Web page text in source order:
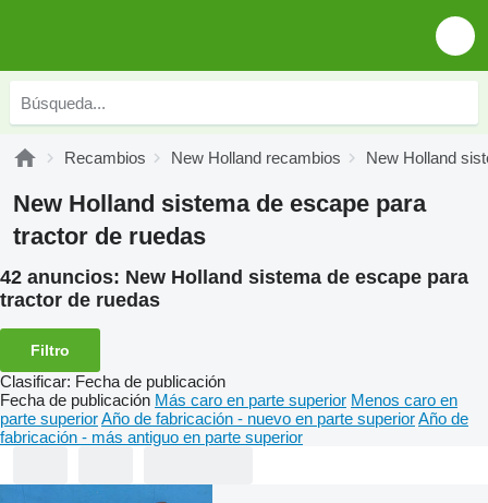
Recambios New Holland recambios New Holland
New Holland sistema de escape para
tractor de ruedas
42 anuncios: New Holland sistema de escape para
tractor de ruedas
Filtro
Clasificar: Fecha de publicación
Fecha de publicación Más caro en parte superior Menos caro en
parte superiorAño de fabricación - nuevo en parte superiorAño de
fabricación - más antiguo en parte superior